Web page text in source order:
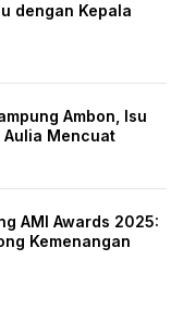
dengan Kepala
Ambon, Isu
Aulia Mencuat
AMI Awards 2025:
Kemenangan